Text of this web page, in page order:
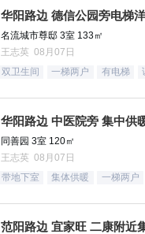
名流城市尊邸 3室 133㎡
王志英 08月07日
双卫生间 一梯两户 有电梯
同善园 3室 120㎡
王志英 08月07日
带地下室 集体供暖 一梯两户